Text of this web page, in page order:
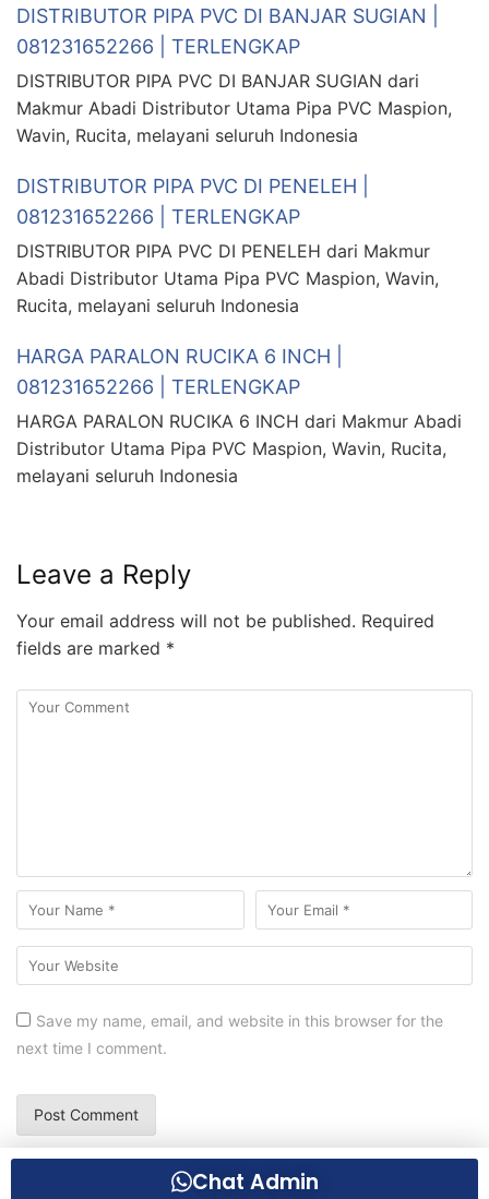
DISTRIBUTOR PIPA PVC DI BANJAR SUGIAN |
081231652266 | TERLENGKAP
DISTRIBUTOR PIPA PVC DI BANJAR SUGIAN dari
Makmur Abadi Distributor Utama Pipa PVC Maspion,
Wavin, Rucita, melayani seluruh Indonesia
DISTRIBUTOR PIPA PVC DI PENELEH |
081231652266 | TERLENGKAP
DISTRIBUTOR PIPA PVC DI PENELEH dari Makmur
Abadi Distributor Utama Pipa PVC Maspion, Wavin,
Rucita, melayani seluruh Indonesia
HARGA PARALON RUCIKA 6 INCH |
081231652266 | TERLENGKAP
HARGA PARALON RUCIKA 6 INCH dari Makmur Abadi
Distributor Utama Pipa PVC Maspion, Wavin, Rucita,
melayani seluruh Indonesia
Leave a Reply
Your email address will not be published. Required
fields are marked *
Save my name, email, and website in this browser for the
next time I comment.
Chat Admin